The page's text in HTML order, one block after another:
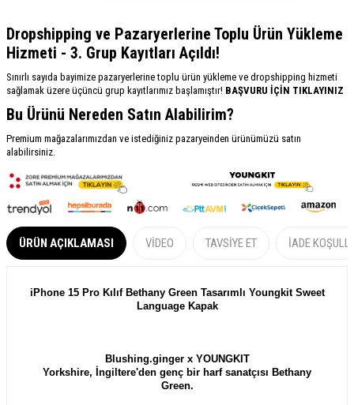
Dropshipping ve Pazaryerlerine Toplu Ürün Yükleme
Hizmeti - 3. Grup Kayıtları Açıldı!
Sınırlı sayıda bayimize pazaryerlerine toplu ürün yükleme ve dropshipping hizmeti
sağlamak üzere üçüncü grup kayıtlarımız başlamıştır! BAŞVURU İÇİN TIKLAYINIZ
Bu Ürünü Nereden Satın Alabilirim?
Premium mağazalarımızdan ve istediğiniz pazaryeinden ürünümüzü satın
alabilirsiniz.
ÜRÜN AÇIKLAMASI VIDEO TAVSIYE ET İADE
iPhone 15 Pro Kılıf Bethany Green Tasarımlı Youngkit Sweet
Language Kapak
Blushing.ginger x YOUNGKIT
Yorkshire, İngiltere'den genç bir harf sanatçısı Bethany
Green.